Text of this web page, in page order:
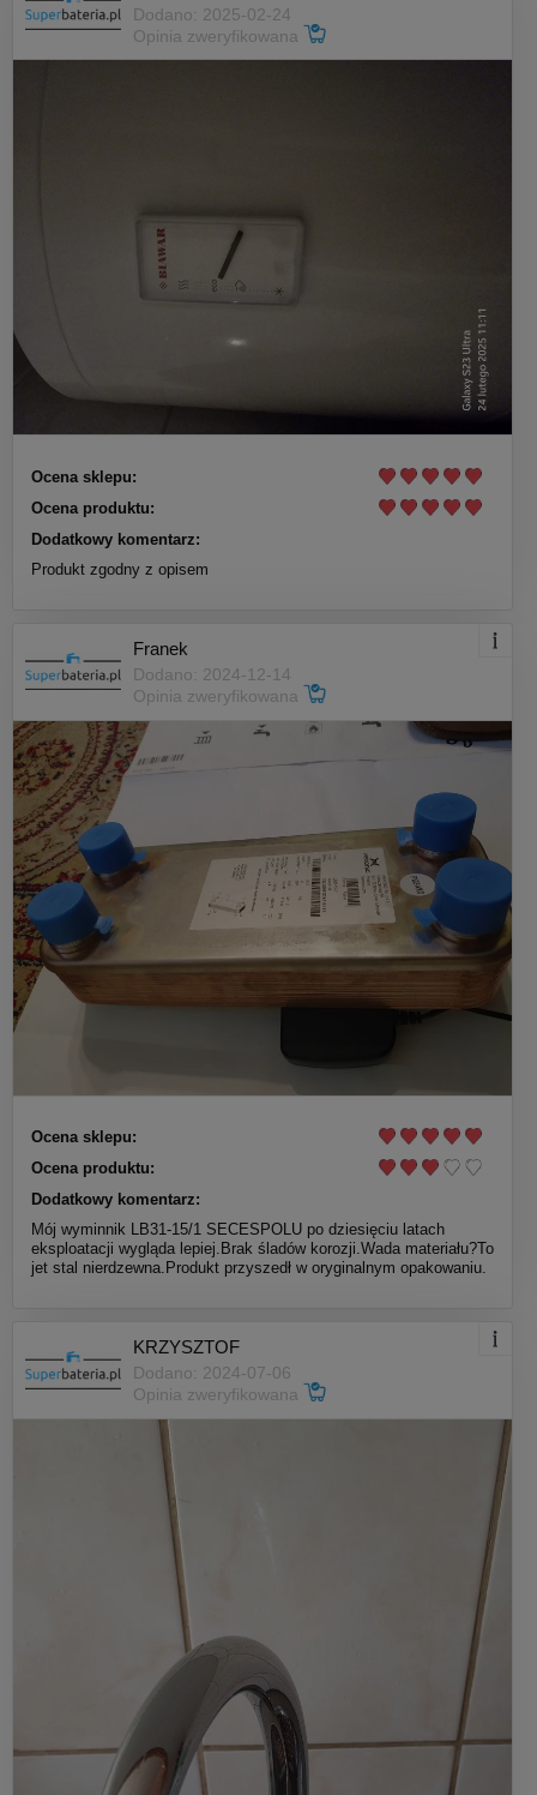
Dodano: 2025-02-24
Opinia zweryfikowana
Ocena sklepu:
Ocena produktu:
Dodatkowy komentarz:
Produkt zgodny z opisem
Franek
Dodano: 2024-12-14
Opinia zweryfikowana
Ocena sklepu:
Ocena produktu:
Dodatkowy komentarz:
Mój wyminnik LB31-15/1 SECESPOLU po dziesięciu latach
eksploatacji wygląda lepiej.Brak śladów korozji.Wada materiału?To
jet stal nierdzewna.Produkt przyszedł w oryginalnym opakowaniu.
KRZYSZTOF
Dodano: 2024-07-06
Opinia zweryfikowana